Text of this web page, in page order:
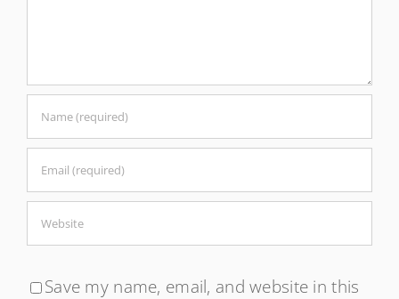
Save my name, email, and website in this